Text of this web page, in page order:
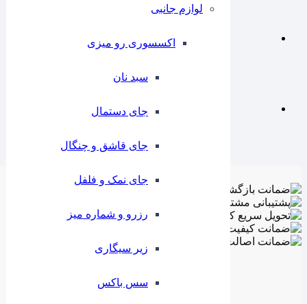
لوازم جانبی
اکسسوری رو میزی
سبد نان
جای دستمال
جای قاشق و چنگال
جای نمک و فلفل
رزرو و شماره میز
زیر سیگاری
سس باکس